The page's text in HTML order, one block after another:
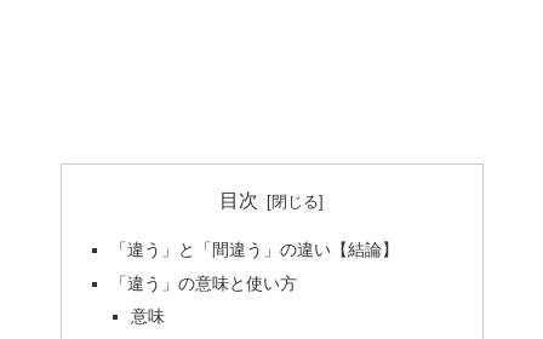
目次
「違う」と「間違う」の違い【結論】
「違う」の意味と使い方
意味